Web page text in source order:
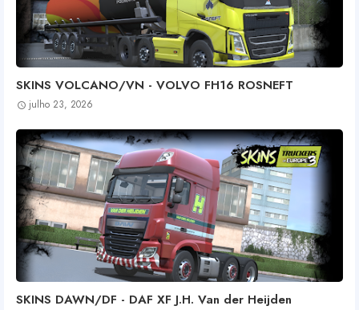
SKINS VOLCANO/VN - VOLVO FH16 ROSNEFT
julho 23, 2026
SKINS DAWN/DF - DAF XF J.H. Van der Heijden